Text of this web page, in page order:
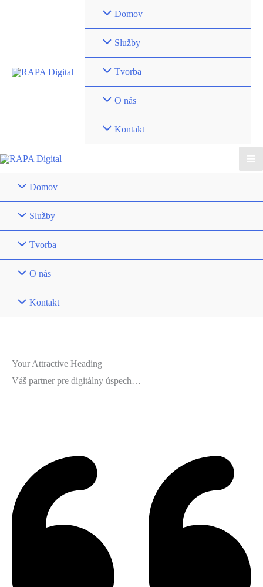
Domov
Služby
Tvorba
O nás
Kontakt
Domov
Služby
Tvorba
O nás
Kontakt
Your Attractive Heading
Váš partner pre digitálny úspech…